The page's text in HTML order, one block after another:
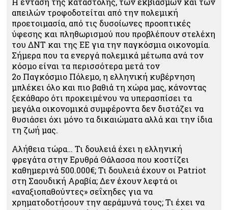
απειλών τροφοδοτείται από την πολεμική
προετοιμασία, από τις δυσοίωνες προοπτικές
ύφεσης και πληθωρισμού που προβλέπουν στελέχη
του ΔΝΤ και της ΕΕ για την παγκόσμια οικονομία.
Σήμερα που τα ενεργά πολεμικά μέτωπα ανά τον
κόσμο είναι τα περισσότερα μετά τον
2ο Παγκόσμιο Πόλεμο, η ελληνική κυβέρνηση
μπλέκει όλο και πιο βαθιά τη χώρα μας, κάνοντας
ξεκάθαρο ότι προκειμένου να υπερασπίσει τα
μεγάλα οικονομικά συμφέροντα δεν διστάζει να
θυσιάσει όχι μόνο τα δικαιώματα αλλά και την ίδια
τη ζωή μας.
Αλήθεια τώρα… Τι δουλειά έχει η ελληνική
φρεγάτα στην Ερυθρά Θάλασσα που κοστίζει
καθημερινά 500.000€; Τι δουλειά έχουν οι Patriot
στη Σαουδική Αραβία; Δεν έχουν λεφτά οι
«αναξιοπαθούντες» σεΐχηδες για να
χρηματοδοτήσουν την αεράμυνά τους; Τι έχει να